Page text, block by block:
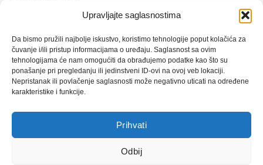
Upravljajte saglasnostima
Da bismo pružili najbolje iskustvo, koristimo tehnologije poput kolačića za
čuvanje i/ili pristup informacijama o uređaju. Saglasnost sa ovim
tehnologijama će nam omogućiti da obrađujemo podatke kao što su
ponašanje pri pregledanju ili jedinstveni ID-ovi na ovoj veb lokaciji.
Nepristanak ili povlačenje saglasnosti može negativno uticati na određene
karakteristike i funkcije.
Prihvati
Odbij
Kontakt info
Novosti
Sistem mjerenja vibracija – papir mašina 4
Certificirani partner za održavanje